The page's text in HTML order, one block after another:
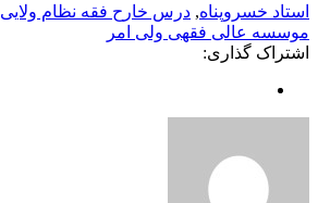
استاد خسروپناه, درس خارح فقه نظام ولایی
موسسه عالی فقهی ولی امر
اشتراک گذاری: